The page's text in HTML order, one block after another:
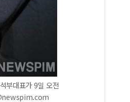
부대표가 9일 오전